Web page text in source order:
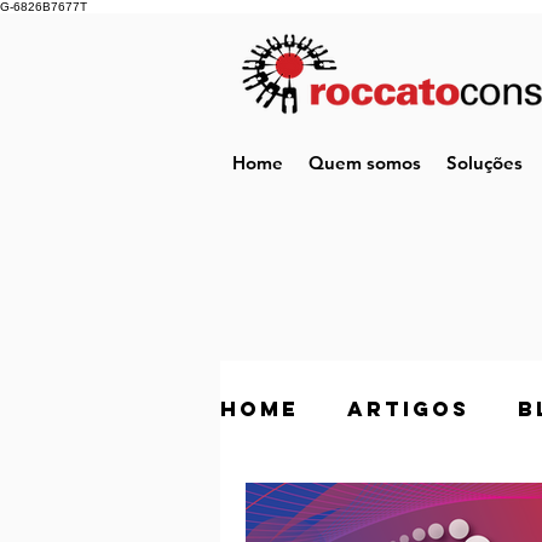
G-6826B7677T
Home Quem somos Soluções
Home Artigos